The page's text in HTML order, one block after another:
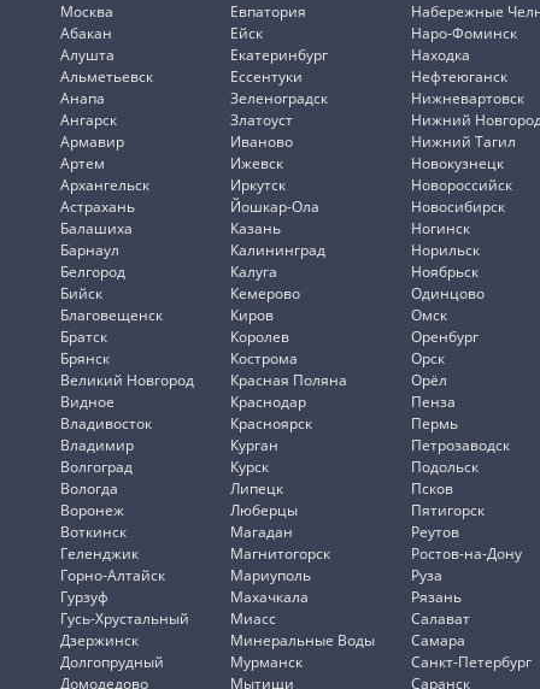
Москва
Абакан
Алушта
Альметьевск
Анапа
Ангарск
Армавир
Артем
Архангельск
Астрахань
Балашиха
Барнаул
Белгород
Бийск
Благовещенск
Братск
Брянск
Великий Новгород
Видное
Владивосток
Владимир
Волгоград
Вологда
Воронеж
Воткинск
Геленджик
Горно-Алтайск
Гурзуф
Гусь-Хрустальный
Дзержинск
Долгопрудный
Домодедово
Евпатория
Ейск
Екатеринбург
Ессентуки
Зеленоградск
Златоуст
Иваново
Ижевск
Иркутск
Йошкар-Ола
Казань
Калининград
Калуга
Кемерово
Киров
Королев
Кострома
Красная Поляна
Краснодар
Красноярск
Курган
Курск
Липецк
Люберцы
Магадан
Магнитогорск
Мариуполь
Махачкала
Миасс
Минеральные Воды
Мурманск
Мытищи
Набережные
Наро-Фоминск
Находка
Нефтеюганск
Нижневартовск
Нижний
Нижний Тагил
Новокузнецк
Новороссийск
Новосибирск
Ногинск
Норильск
Ноябрьск
Одинцово
Омск
Оренбург
Орск
Орёл
Пенза
Пермь
Петрозаводск
Подольск
Псков
Пятигорск
Реутов
Ростов-на-Дону
Руза
Рязань
Салават
Самара
Санкт-Петербург
Саранск